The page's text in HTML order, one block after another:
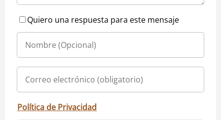
Quiero una respuesta para este mensaje
Política de Privacidad